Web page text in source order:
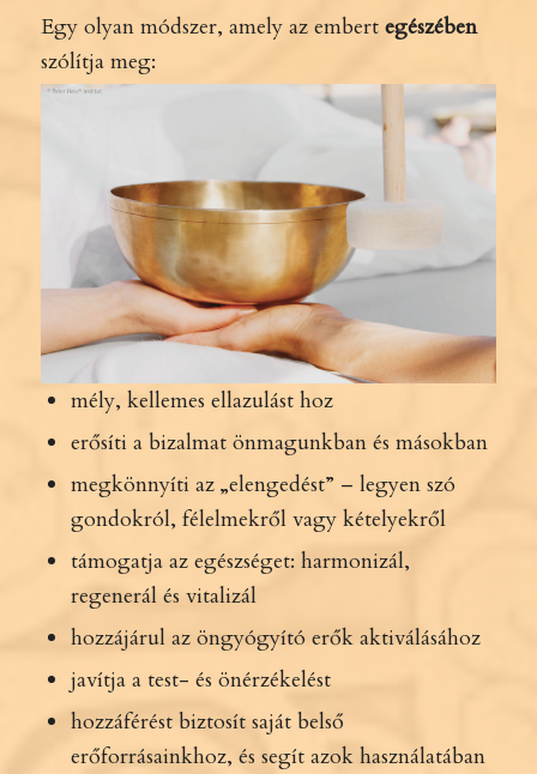
Egy olyan módszer, amely az embert egészében
szólítja meg:
mély, kellemes ellazulást hoz
erősíti a bizalmat önmagunkban és másokban
megkönnyíti az „elengedést” – legyen szó
gondokról, félelmekről vagy kételyekről
támogatja az egészséget: harmonizál,
regenerál és vitalizál
hozzájárul az öngyógyító erők aktiválásához
javítja a test- és önérzékelést
hozzáférést biztosít saját belső
erőforrásainkhoz, és segít azok használatában